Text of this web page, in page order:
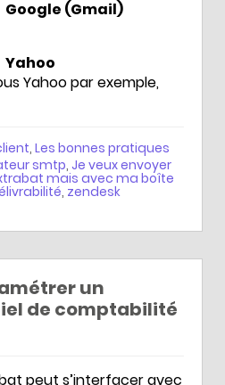
Google (Gmail)
Yahoo
Yahoo par exemple,
, Les bonnes pratiques
smtp, Je veux envoyer
mais avec ma boîte
, zendesk
un
de comptabilité
peut s’interfacer avec